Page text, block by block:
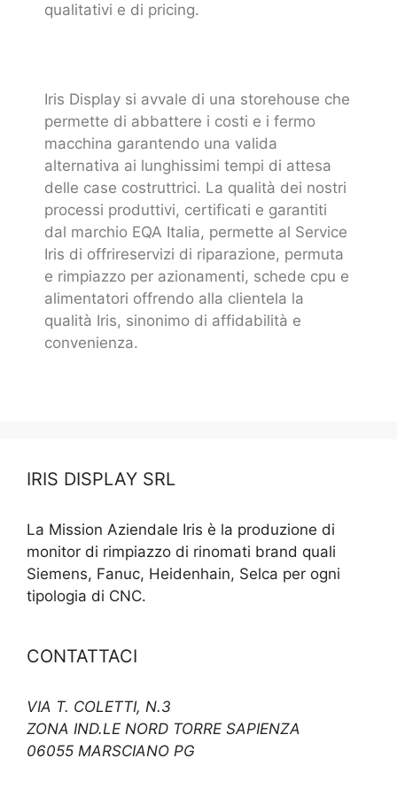
qualitativi e di pricing.
Iris Display si avvale di una storehouse che
permette di abbattere i costi e i fermo
macchina garantendo una valida
alternativa ai lunghissimi tempi di attesa
delle case costruttrici. La qualità dei nostri
processi produttivi, certificati e garantiti
dal marchio EQA Italia, permette al Service
Iris di offrireservizi di riparazione, permuta
e rimpiazzo per azionamenti, schede cpu e
alimentatori offrendo alla clientela la
qualità Iris, sinonimo di affidabilità e
convenienza.
IRIS DISPLAY SRL
La Mission Aziendale Iris è la produzione di
monitor di rimpiazzo di rinomati brand quali
Siemens, Fanuc, Heidenhain, Selca per ogni
tipologia di CNC.
CONTATTACI
VIA T. COLETTI, N.3
ZONA IND.LE NORD TORRE SAPIENZA
06055 MARSCIANO PG